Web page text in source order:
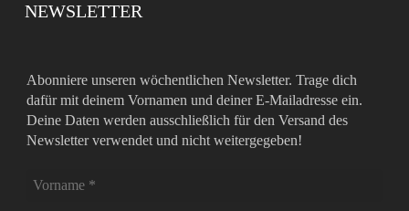
NEWSLETTER
Abonniere unseren wöchentlichen Newsletter. Trage dich
dafür mit deinem Vornamen und deiner E-Mailadresse ein.
Deine Daten werden ausschließlich für den Versand des
Newsletter verwendet und nicht weitergegeben!